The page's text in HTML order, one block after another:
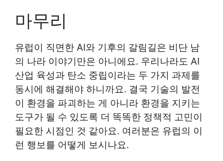
마무리
유럽이 직면한 AI와 기후의 갈림길은 비단 남
의 나라 이야기만은 아니에요. 우리나라도 AI
산업 육성과 탄소 중립이라는 두 가지 과제를
동시에 해결해야 하니까요. 결국 기술의 발전
이 환경을 파괴하는 게 아니라 환경을 지키는
도구가 될 수 있도록 더 똑똑한 정책적 고민이
필요한 시점인 것 같아요. 여러분은 유럽의 이
런 행보를 어떻게 보시나요.